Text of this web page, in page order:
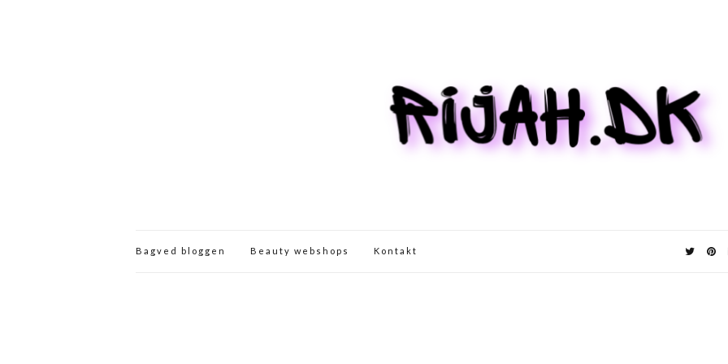
Bagved bloggen Beauty webshops Kontakt